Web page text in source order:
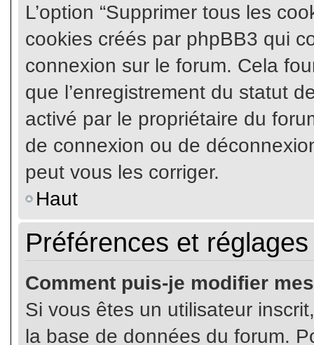
L’option “Supprimer tous les
cookies créés par phpBB3 qui
connexion sur le forum. Cela
que l’enregistrement du statut
activé par le propriétaire du
de connexion ou de
peut vous les corriger.
Haut
Préférences et
Comment puis-je modifier
Si vous êtes un utilisateur
la base de données du forum.